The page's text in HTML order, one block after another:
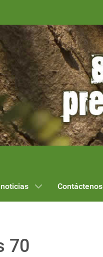
Contáctenos
70